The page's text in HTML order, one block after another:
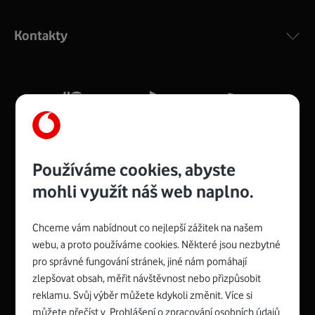
silný signál pro celou domácnost. Kompaktní rozměry 21
Více o COMPAL CH7465VF
Zyxel VMG8623-T50B:
Rozměry modemu jsou 16 x 22 x 7,5 cm (včetně stojánku)
a nabízí 4 gigabitové LAN porty a bezdrátové připojení Wi-
Spojte se s Vodafonem
Kontakty
Používáme cookies, abyste
mohli využít náš web naplno.
Chceme vám nabídnout co nejlepší zážitek na našem
webu, a proto používáme cookies. Některé jsou nezbytné
pro správné fungování stránek, jiné nám pomáhají
zlepšovat obsah, měřit návštěvnost nebo přizpůsobit
reklamu. Svůj výběr můžete kdykoli změnit. Více si
můžete přečíst v Prohlášení o zpracování osobních údajů